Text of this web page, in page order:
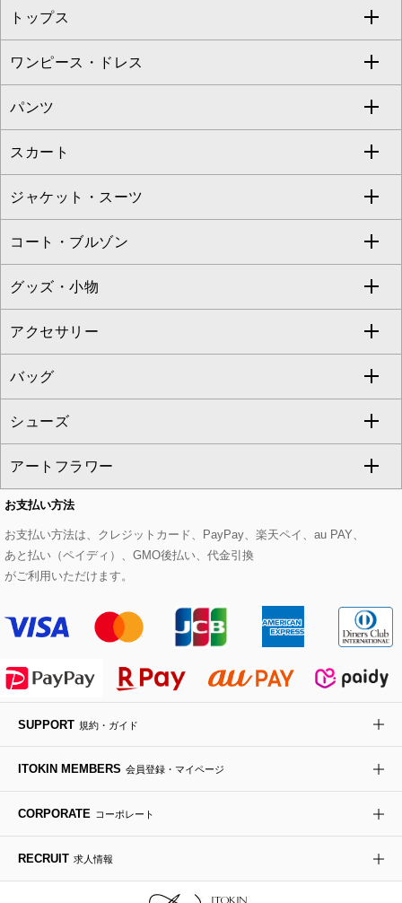
eur3
Maison de CINQ
MK MICHEL KLEIN BAG
HIROKO KOSHINO
トップス
すべてのトップス
カットソー・Tシャツ
ブラウス・シャツ
ニット・セーター
カーディガン
アンサンブルセット
ベスト・ジレ
パーカー
タンクトップ・キャミソール
スウェット・ジャージー
その他のトップス
ワンピース・ドレス
すべてのワンピース・ドレス
ワンピース
ドレス
チュニック
ジャンパースカート
その他のワンピース・ドレス
パンツ
すべてのパンツ
フルレングスパンツ
クロップド・半端丈パンツ
ガウチョ・ワイドパンツ
ハーフ・ショート丈パンツ
サロペット・オールインワン
その他のパンツ
スカート
すべてのスカート
ロング・マキシ丈スカート
ひざ丈スカート
ミモレ丈スカート
ショート・ミニ丈スカート
その他のスカート
ジャケット・スーツ
すべてのジャケット・スーツ
テーラードジャケット
ノーカラージャケット
セットアップ
セットアップジャケット
セットアップパンツ
セットアップスカート
セットアップワンピース
コート・ブルゾン
すべてのコート・ブルゾン
トレンチコート
ピーコート
ダッフルコート
チェスターコート
モッズコート
ステンカラーコート
ライダースジャケット
デニムジャケット
ダウンジャケット・コート
グッズ・小物
すべてのグッズ・小物
マスク
ストール・マフラー・スヌード
ベルト・サスペンダー
帽子
ヘアアクセサリー
ハンカチ・バンダナ
手袋
チャーム・ストラップ
アクセサリー
すべてのアクセサリー
ネックレス
ピアス・イヤリング
ブレスレット・バングル
ブローチ・コサージュ
バッグ
すべてのバッグ
トートバッグ
ショルダーバッグ
ボストンバッグ
バックパック・リュック
ボディバッグ・メッセンジャーバッグ
トラベルバッグ
シューズ
すべてのシューズ
パンプス
スニーカー
フラットシューズ
ローファー
ドレスシューズ
アートフラワー
すべてのアートフラワー
ローズ
カサブランカ・カラー
ラナンキュラス
ポプリアレンジ＆フレグランス
お支払い方法
お支払い方法は、クレジットカード、PayPay、楽天ペイ、au PAY、
あと払い（ペイディ）、GMO後払い、代金引換
がご利用いただけます。
SUPPORT 規約・ガイド
ITOKIN MEMBERS 会員登録・マイページ
CORPORATE コーポレート
RECRUIT 求人情報